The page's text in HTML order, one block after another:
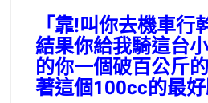
「靠!叫你去機車行
結果你給我騎這台
的你一個破百公斤
著這個100cc的最好